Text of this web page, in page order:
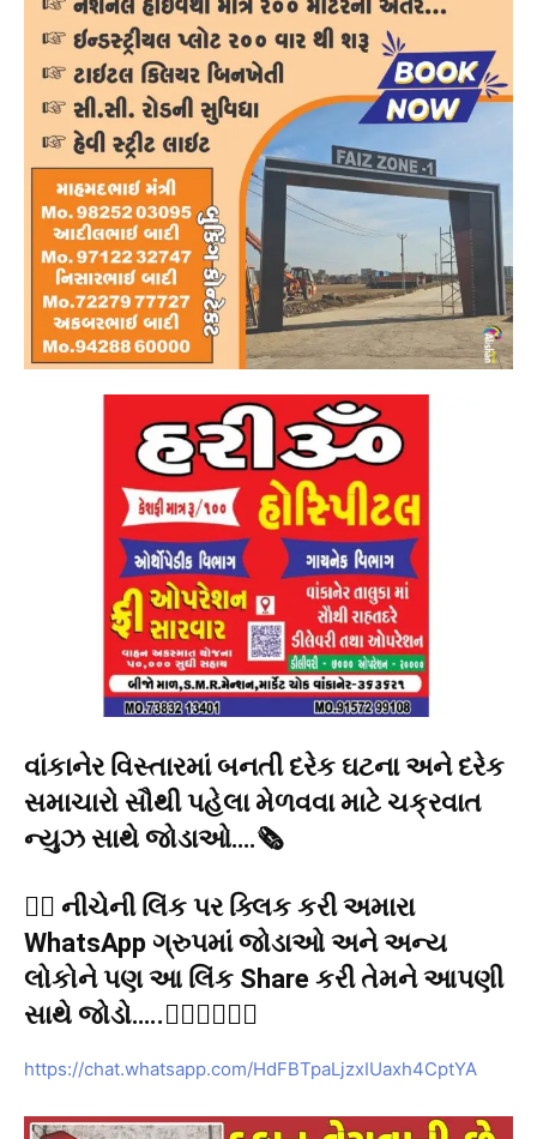
વાંકાનેર વિસ્તારમાં બનતી દરેક ઘટના અને દરેક
સમાચારો સૌથી પહેલા મેળવવા માટે ચક્રવાત
ન્યુઝ સાથે જોડાઓ….🗞️
👉🏻 નીચેની લિંક પર ક્લિક કરી અમારા
WhatsApp ગ્રુપમાં જોડાઓ અને અન્ય
લોકોને પણ આ લિંક Share કરી તેમને આપણી
સાથે જોડો…..👇🏻👇🏻👇🏻
https://chat.whatsapp.com/HdFBTpaLjzxIUaxh4CptYA